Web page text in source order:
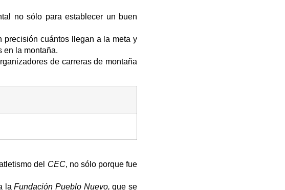
no sólo para establecer un buen
precisión cuántos llegan a la meta y
en la montaña.
de carreras de montaña
del CEC, no sólo porque fue
laFundación Pueblo Nuevo, que se